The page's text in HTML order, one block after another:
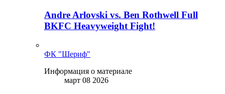
Andre Arlovski vs. Ben Rothwell Full
BKFC Heavyweight Fight!
ФК "Шериф"
Информация о материале
март 08 2026